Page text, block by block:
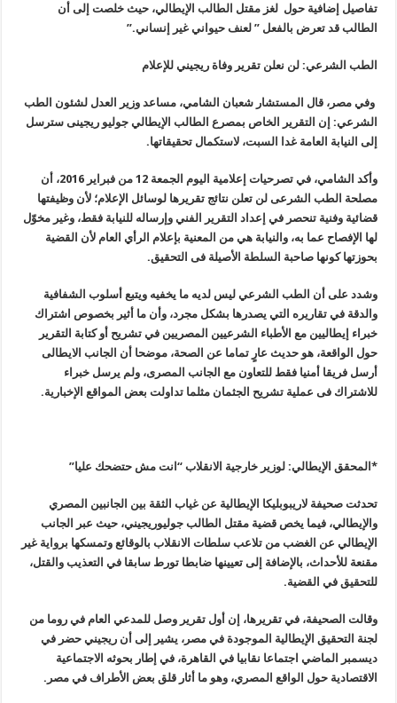
تفاصيل إضافية حول لغز مقتل الطالب الإيطالي، حيث خلصت إلى أن
الطالب قد تعرض بالفعل ” لعنف حيواني غير إنساني.”
الطب الشرعي: لن نعلن تقرير وفاة ريجيني للإعلام
وفي مصر، قال المستشار شعبان الشامي، مساعد وزير العدل لشئون الطب
الشرعي: إن التقرير الخاص بمصرع الطالب الإيطالي جوليو ريجينى سترسل
إلى النيابة العامة غدا السبت، لاستكمال تحقيقاتها.
وأكد الشامي، في تصرحيات إعلامية اليوم الجمعة 12 من فبراير 2016، أن
مصلحة الطب الشرعى لن تعلن نتائج تقريرها لوسائل الإعلام؛ لأن وظيفتها
قضائية وفنية تنحصر في إعداد التقرير الفني وإرساله للنيابة فقط، وغير مخوّل
لها الإفصاح عما به، والنيابة هي من المعنية بإعلام الرأي العام لأن القضية
بحوزتها كونها صاحبة السلطة الأصيلة فى التحقيق.
وشدد على أن الطب الشرعي ليس لديه ما يخفيه ويتبع أسلوب الشفافية
والدقة في تقاريره التي يصدرها بشكل مجرد، وأن ما أثير بخصوص اشتراك
خبراء إيطاليين مع الأطباء الشرعيين المصريين في تشريح أو كتابة التقرير
حول الواقعة، هو حديث عارٍ تماما عن الصحة، موضحا أن الجانب الايطالى
أرسل فريقا أمنيا فقط للتعاون مع الجانب المصرى، ولم يرسل خبراء
للاشتراك فى عملية تشريح الجثمان مثلما تداولت بعض المواقع الإخبارية.
*المحقق الإيطالي: لوزير خارجية الانقلاب “انت مش حتضحك عليا”
تحدثت صحيفة لاريبوبليكا الإيطالية عن غياب الثقة بين الجانبين المصري
والإيطالي، فيما يخص قضية مقتل الطالب جوليوريجيني، حيث عبر الجانب
الإيطالي عن الغضب من تلاعب سلطات الانقلاب بالوقائع وتمسكها برواية غير
مقنعة للأحداث، بالإضافة إلى تعيينها ضابطا تورط سابقا في التعذيب والقتل،
للتحقيق في القضية.
وقالت الصحيفة، في تقريرها، إن أول تقرير وصل للمدعي العام في روما من
لجنة التحقيق الإيطالية الموجودة في مصر، يشير إلى أن ريجيني حضر في
ديسمبر الماضي اجتماعا نقابيا في القاهرة، في إطار بحوثه الاجتماعية
الاقتصادية حول الواقع المصري، وهو ما أثار قلق بعض الأطراف في مصر .